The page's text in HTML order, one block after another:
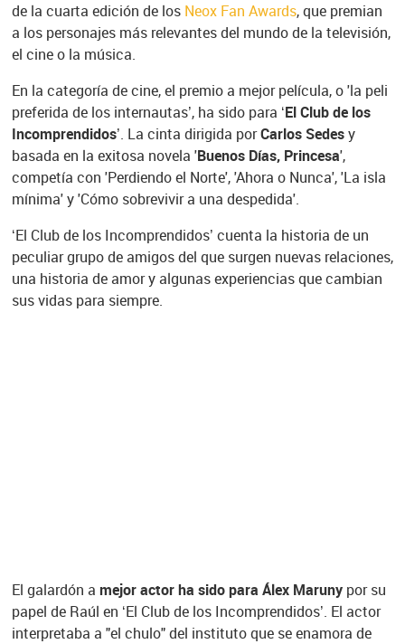
de la cuarta edición de los Neox Fan Awards, que premian
a los personajes más relevantes del mundo de la televisión,
el cine o la música.
En la categoría de cine, el premio a mejor película, o 'la peli
preferida de los internautas’, ha sido para ‘El Club de los
Incomprendidos’. La cinta dirigida porCarlos Sedesy
basada en la exitosa novela 'Buenos Días, Princesa',
competía con 'Perdiendo el Norte', 'Ahora o Nunca', 'La isla
mínima' y 'Cómo sobrevivir a una despedida'.
‘El Club de los Incomprendidos’ cuenta la historia de un
peculiar grupo de amigos del que surgen nuevas relaciones,
una historia de amor y algunas experiencias que cambian
sus vidas para siempre.
El galardón a mejor actor ha sido para Álex Marunypor su
papel de Raúl en ‘El Club de los Incomprendidos’. El actor
interpretaba a "el chulo" del instituto que se enamora de